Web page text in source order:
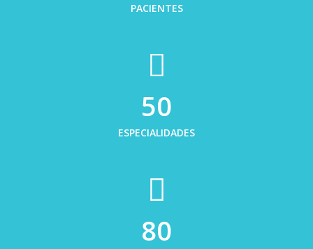
PACIENTES
50
ESPECIALIDADES
80